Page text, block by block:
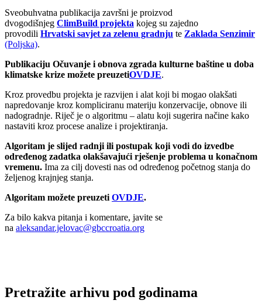
Sveobuhvatna publikacija završni je proizvod
dvogodišnjeg ClimBuild projekta kojeg su zajedno
provodili Hrvatski savjet za zelenu gradnju te Zaklada Senzimir
(Poljska).
Publikaciju Očuvanje i obnova zgrada kulturne baštine u doba
klimatske krize možete preuzetiOVDJE.
Kroz provedbu projekta je razvijen i alat koji bi mogao olakšati
napredovanje kroz kompliciranu materiju konzervacije, obnove ili
nadogradnje. Riječ je o algoritmu – alatu koji sugerira načine kako
nastaviti kroz procese analize i projektiranja.
Algoritam je slijed radnji ili postupak koji vodi do izvedbe
određenog zadatka olakšavajući rješenje problema u konačnom
vremenu. Ima za cilj dovesti nas od određenog početnog stanja do
željenog krajnjeg stanja.
Algoritam možete preuzeti OVDJE.
Za bilo kakva pitanja i komentare, javite se
na aleksandar.jelovac@gbccroatia.org
Pretražite arhivu pod godinama